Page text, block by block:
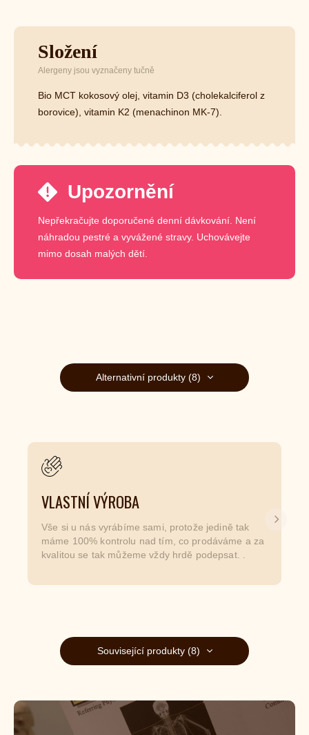
Složení
Alergeny jsou vyznačeny tučně
Bio MCT kokosový olej, vitamin D3 (cholekalciferol z
borovice), vitamin K2 (menachinon MK-7).
Upozornění
Nepřekračujte doporučené denní dávkování. Není
náhradou pestré a vyvážené stravy. Uchovávejte
mimo dosah malých dětí.
Alternativní produkty (8)
VLASTNÍ VÝROBA
Vše si u nás vyrábíme sami, protože jedině tak
máme 100% kontrolu nad tím, co prodáváme a za
kvalitou se tak můžeme vždy hrdě podepsat. .
Další
Související produkty (8)